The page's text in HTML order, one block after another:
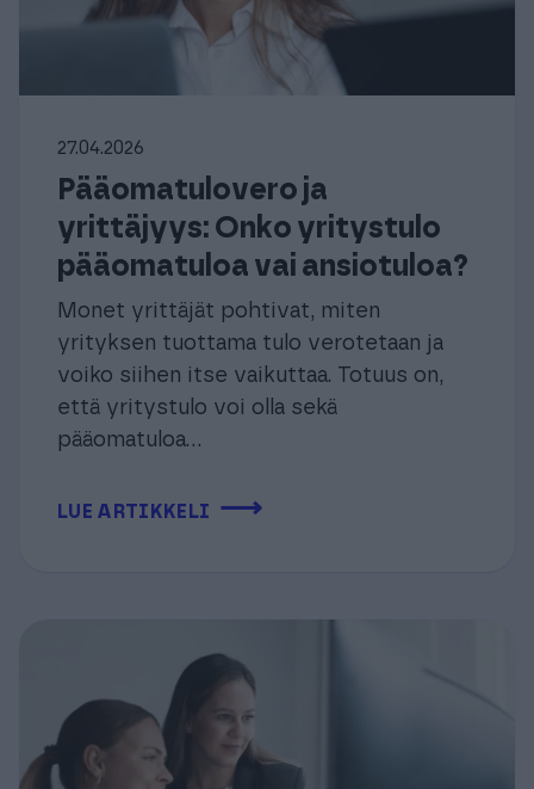
27.04.2026
Pääomatulovero ja
yrittäjyys: Onko yritystulo
pääomatuloa vai ansiotuloa?
Monet yrittäjät pohtivat, miten
yrityksen tuottama tulo verotetaan ja
voiko siihen itse vaikuttaa. Totuus on,
että yritystulo voi olla sekä
pääomatuloa...
LUE ARTIKKELI ⟶